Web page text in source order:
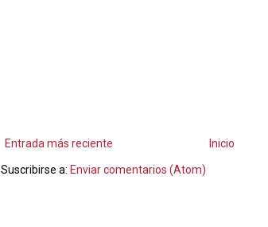
Entrada más reciente Inicio
Suscribirse a: Enviar comentarios (Atom)